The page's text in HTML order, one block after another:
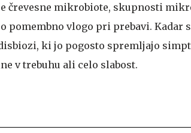
črevesne mikrobiote, skupnosti
pomembno vlogo pri prebavi. Kadar
ki jo pogosto spremljajo
v trebuhu ali celo slabost.